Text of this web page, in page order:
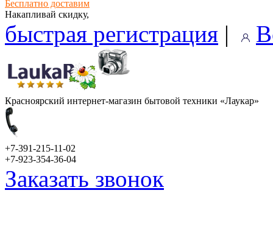
Бесплатно доставим
Накапливай скидку,
быстрая регистрация |
Красноярский интернет-магазин бытовой техники «Лаукар»
+7-391-215-11-02
+7-923-354-36-04
Заказать звонок